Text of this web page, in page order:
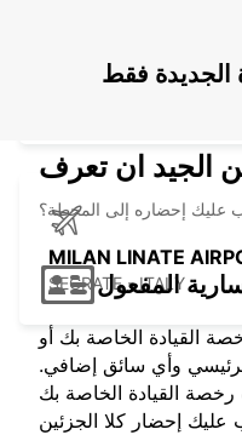
MONZA
MILAN LINATE
SEGRATE - ITALY
الجديدة فقط
الجيد ان تعرف
عليك إحضاره إلى المحطة؟
المفعول
القيادة الخاصة بك أو
وأي سائق إضافي.
القيادة الخاصة بك
إحضار كلا الجزئين